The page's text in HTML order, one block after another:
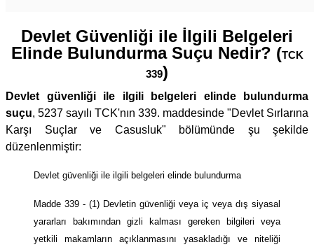
Devlet Güvenliği ile İlgili Belgeleri
Elinde Bulundurma Suçu Nedir? (TCK
339)
Devlet güvenliği ile ilgili belgeleri elinde bulundurma
suçu, 5237 sayılı TCK'nın 339. maddesinde "Devlet Sırlarına
Karşı Suçlar ve Casusluk" bölümünde şu şekilde
düzenlenmiştir:
Devlet güvenliği ile ilgili belgeleri elinde bulundurma
Madde 339 - (1) Devletin güvenliği veya iç veya dış siyasal
yararları bakımından gizli kalması gereken bilgileri veya
yetkili makamların açıklanmasını yasakladığı ve niteliği